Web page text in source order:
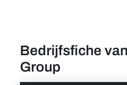
Vind een job
Praktische info
Bedrijfsfiche
Group